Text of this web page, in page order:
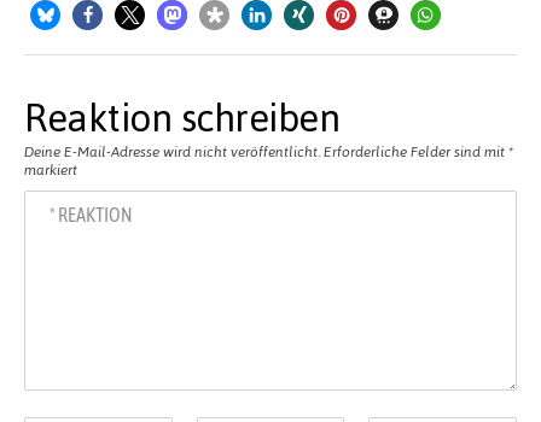
Reaktion schreiben
Deine E-Mail-Adresse wird nicht veröffentlicht. Erforderliche Felder sind mit *
markiert